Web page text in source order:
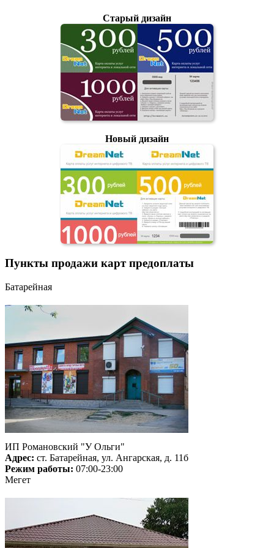
Старый дизайн
Новый дизайн
Пункты продажи карт предоплаты
Батарейная
ИП Романовский "У Ольги"
Адрес: ст. Батарейная, ул. Ангарская, д. 11б
Режим работы: 07:00-23:00
Мегет